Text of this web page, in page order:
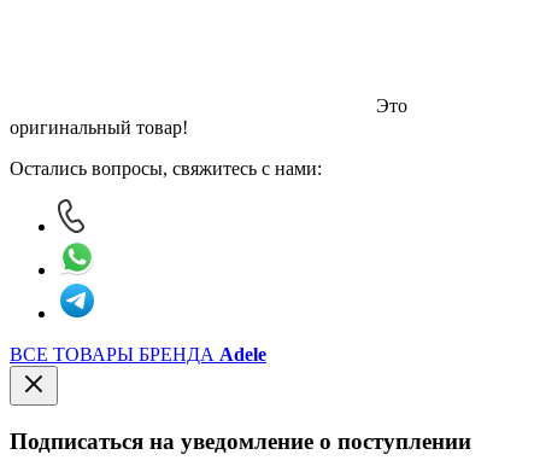
Это
оригинальный товар!
Остались вопросы, свяжитесь с нами:
ВСЕ ТОВАРЫ БРЕНДА Adele
Подписаться на уведомление о поступлении